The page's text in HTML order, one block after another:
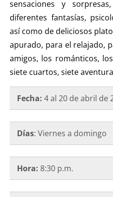
sensaciones y
diferentes fantasías,
así como de deliciosos
apurado, para el relajado,
amigos, los románticos,
siete cuartos, siete
Fecha: 4 al 20 de abril de
Días: Viernes a domingo
Hora: 8:30 p.m.